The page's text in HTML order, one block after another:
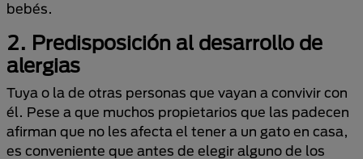
bebés.
2. Predisposición al desarrollo de
alergias
Tuya o la de otras personas que vayan a convivir con
él. Pese a que muchos propietarios que las padecen
afirman que no les afecta el tener a un gato en casa,
es conveniente que antes de elegir alguno de los